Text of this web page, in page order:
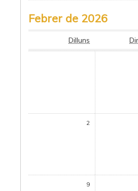
Febrer de 2026
Dilluns
2
9